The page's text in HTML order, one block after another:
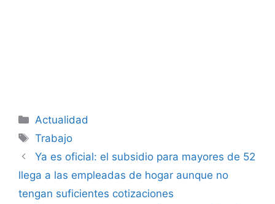
Categorías
Actualidad
Etiquetas
Trabajo
Ya es oficial: el subsidio para mayores de 52
llega a las empleadas de hogar aunque no
tengan suficientes cotizaciones